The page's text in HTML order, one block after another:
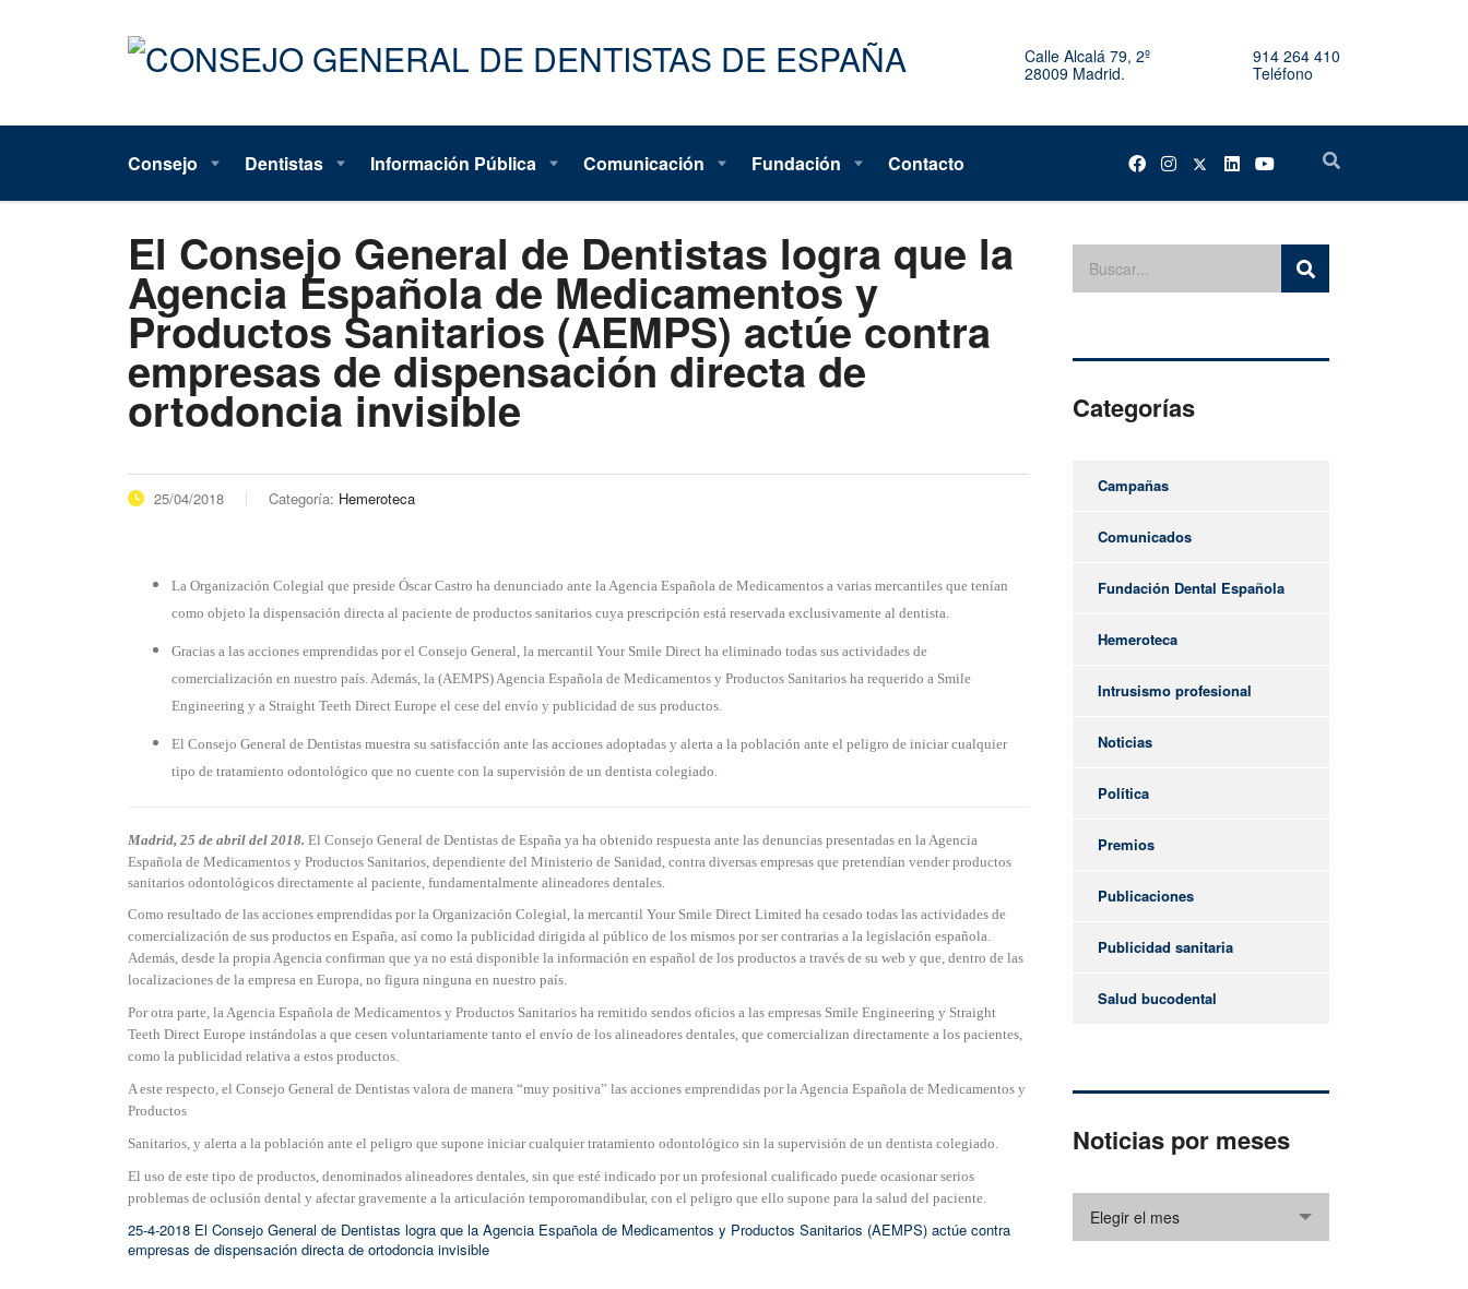
Calle Alcalá 79, 2º
28009 Madrid.
914 264 410
Teléfono
Consejo Dentistas Información Pública Comunicación Fundación Contacto
El Consejo General de Dentistas logra que la
Agencia Española de Medicamentos y
Productos Sanitarios (AEMPS) actúe contra
empresas de dispensación directa de
ortodoncia invisible
25/04/2018 Categoría: Hemeroteca
La Organización Colegial que preside Óscar Castro ha denunciado ante la Agencia Española de Medicamentos a varias mercantiles que tenían
como objeto la dispensación directa al paciente de productos sanitarios cuya prescripción está reservada exclusivamente al dentista.
Gracias a las acciones emprendidas por el Consejo General, la mercantil Your Smile Direct ha eliminado todas sus actividades de
comercialización en nuestro país. Además, la (AEMPS) Agencia Española de Medicamentos y Productos Sanitarios ha requerido a Smile
Engineering y a Straight Teeth Direct Europe el cese del envío y publicidad de sus productos.
El Consejo General de Dentistas muestra su satisfacción ante las acciones adoptadas y alerta a la población ante el peligro de iniciar cualquier
tipo de tratamiento odontológico que no cuente con la supervisión de un dentista colegiado.
Madrid, 25 de abril del 2018. El Consejo General de Dentistas de España ya ha obtenido respuesta ante las denuncias presentadas en la Agencia
Española de Medicamentos y Productos Sanitarios, dependiente del Ministerio de Sanidad, contra diversas empresas que pretendían vender productos
sanitarios odontológicos directamente al paciente, fundamentalmente alineadores dentales.
Como resultado de las acciones emprendidas por la Organización Colegial, la mercantil Your Smile Direct Limited ha cesado todas las actividades de
comercialización de sus productos en España, así como la publicidad dirigida al público de los mismos por ser contrarias a la legislación española.
Además, desde la propia Agencia confirman que ya no está disponible la información en español de los productos a través de su web y que, dentro de las
localizaciones de la empresa en Europa, no figura ninguna en nuestro país.
Por otra parte, la Agencia Española de Medicamentos y Productos Sanitarios ha remitido sendos oficios a las empresas Smile Engineering y Straight
Teeth Direct Europe instándolas a que cesen voluntariamente tanto el envío de los alineadores dentales, que comercializan directamente a los pacientes,
como la publicidad relativa a estos productos.
A este respecto, el Consejo General de Dentistas valora de manera “muy positiva” las acciones emprendidas por la Agencia Española de Medicamentos y
Productos
Sanitarios, y alerta a la población ante el peligro que supone iniciar cualquier tratamiento odontológico sin la supervisión de un dentista colegiado.
El uso de este tipo de productos, denominados alineadores dentales, sin que esté indicado por un profesional cualificado puede ocasionar serios
problemas de oclusión dental y afectar gravemente a la articulación temporomandibular, con el peligro que ello supone para la salud del paciente.
25-4-2018 El Consejo General de Dentistas logra que la Agencia Española de Medicamentos y Productos Sanitarios (AEMPS) actúe contra
empresas de dispensación directa de ortodoncia invisible
Categorías
Campañas
Comunicados
Fundación Dental Española
Hemeroteca
Intrusismo profesional
Noticias
Política
Premios
Publicaciones
Publicidad sanitaria
Salud bucodental
Noticias por meses
Elegir el mes